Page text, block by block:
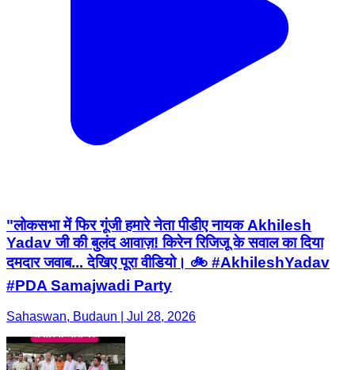
"लोकसभा में फिर गूंजी हमारे नेता पीडीए नायक Akhilesh
Yadav जी की बुलंद आवाज़! किरेन रिजिजू के सवाल का दिया
दमदार जवाब... देखिए पूरा वीडियो। 🚲 #AkhileshYadav
#PDA Samajwadi Party
Sahaswan, Budaun | Jul 28, 2026